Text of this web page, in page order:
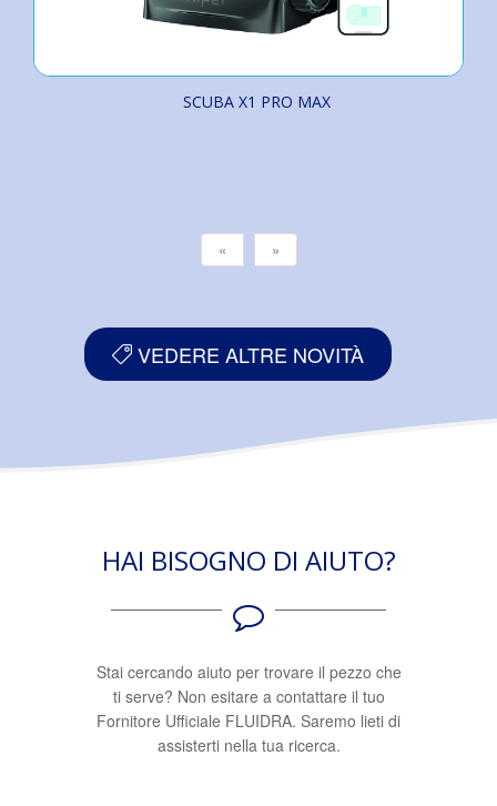
SCUBA X1 PRO MAX
« »
VEDERE ALTRE NOVITÀ
HAI BISOGNO DI AIUTO?
Stai cercando aiuto per trovare il pezzo che
ti serve? Non esitare a contattare il tuo
Fornitore Ufficiale FLUIDRA. Saremo lieti di
assisterti nella tua ricerca.